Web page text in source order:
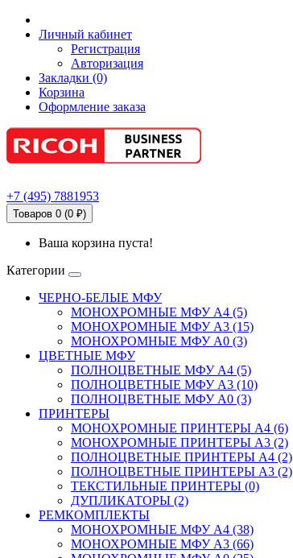
Личный кабинет
Регистрация
Авторизация
Закладки (0)
Корзина
Оформление заказа
+7 (495) 7881953
Товаров 0 (0 ₽)
Ваша корзина пуста!
Категории
ЧЕРНО-БЕЛЫЕ МФУ
МОНОХРОМНЫЕ МФУ А4 (5)
МОНОХРОМНЫЕ МФУ А3 (15)
МОНОХРОМНЫЕ МФУ А0 (3)
ЦВЕТНЫЕ МФУ
ПОЛНОЦВЕТНЫЕ МФУ А4 (5)
ПОЛНОЦВЕТНЫЕ МФУ А3 (10)
ПОЛНОЦВЕТНЫЕ МФУ А0 (3)
ПРИНТЕРЫ
МОНОХРОМНЫЕ ПРИНТЕРЫ А4 (6)
МОНОХРОМНЫЕ ПРИНТЕРЫ А3 (2)
ПОЛНОЦВЕТНЫЕ ПРИНТЕРЫ А4 (2)
ПОЛНОЦВЕТНЫЕ ПРИНТЕРЫ А3 (2)
ТЕКСТИЛЬНЫЕ ПРИНТЕРЫ (0)
ДУПЛИКАТОРЫ (2)
РЕМКОМПЛЕКТЫ
МОНОХРОМНЫЕ МФУ А4 (38)
МОНОХРОМНЫЕ МФУ А3 (66)